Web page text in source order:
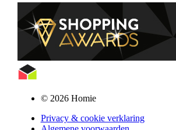
© 2026 Homie
Privacy & cookie verklaring